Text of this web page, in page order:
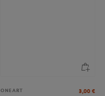
ONEART 3,00 €